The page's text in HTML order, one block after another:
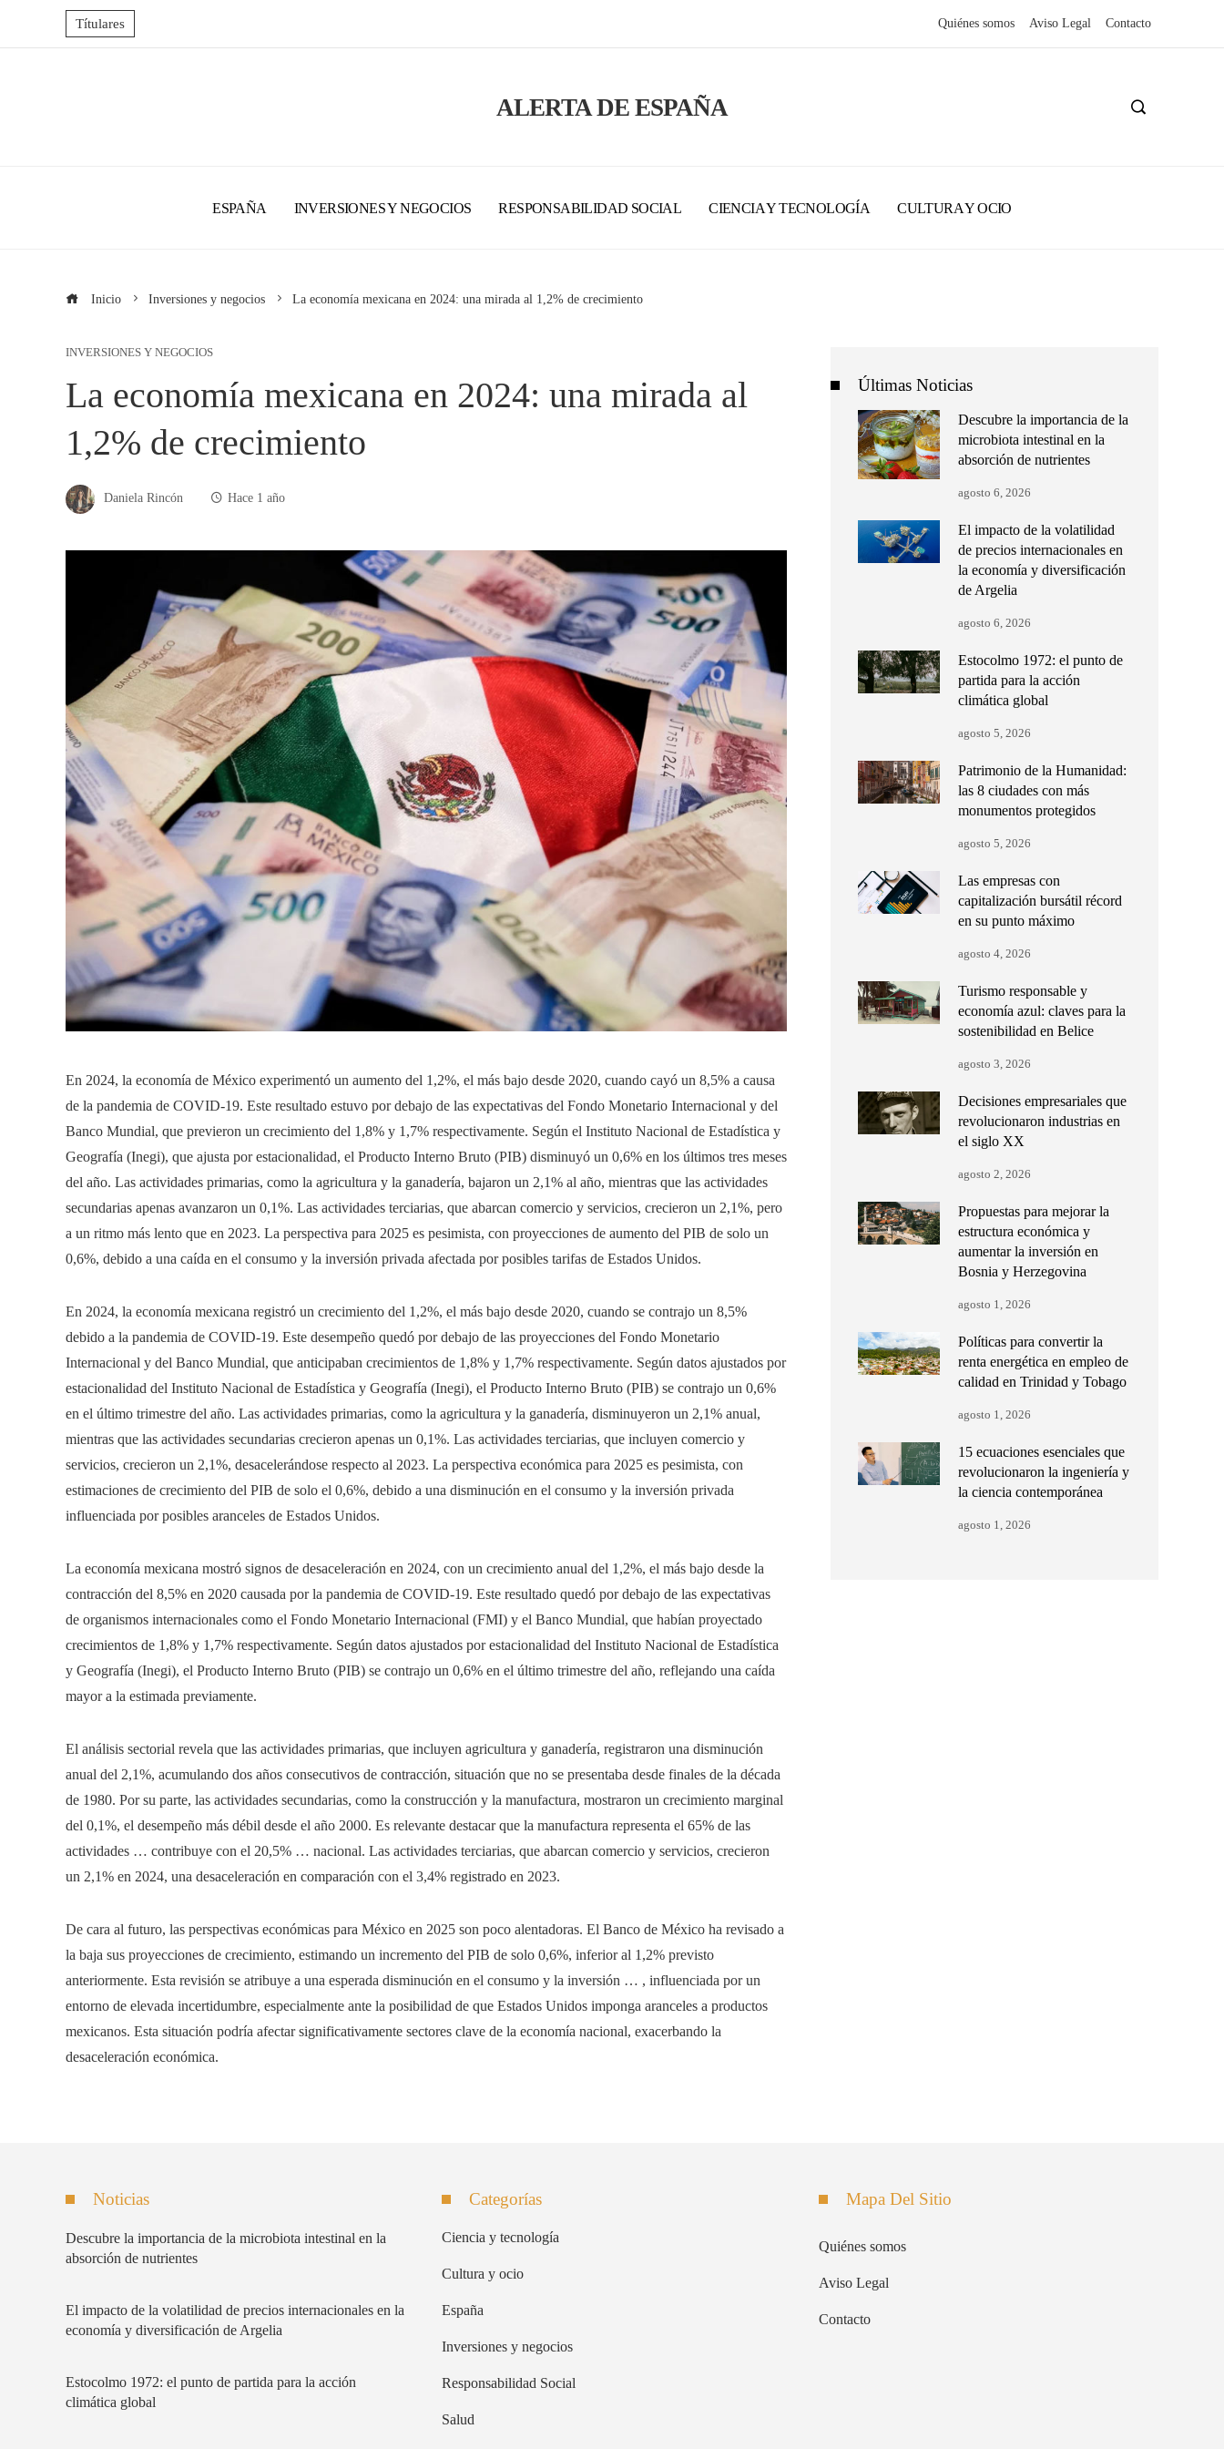
Títulares Quiénes somos Aviso Legal Contacto
ALERTA DE ESPAÑA
ESPAÑA INVERSIONES Y NEGOCIOS RESPONSABILIDAD SOCIAL CIENCIA Y TECNOLOGÍA CULTURA Y OCIO
Inicio Inversiones y negocios La economía mexicana en 2024: una mirada al 1,2% de crecimiento
INVERSIONES Y NEGOCIOS
La economía mexicana en 2024: una mirada al
1,2% de crecimiento
Daniela Rincón Hace 1 año
En 2024, la economía de México experimentó un aumento del 1,2%, el más bajo desde 2020, cuando cayó un 8,5% a causa
de la pandemia de COVID-19. Este resultado estuvo por debajo de las expectativas del Fondo Monetario Internacional y del
Banco Mundial, que previeron un crecimiento del 1,8% y 1,7% respectivamente. Según el Instituto Nacional de Estadística y
Geografía (Inegi), que ajusta por estacionalidad, el Producto Interno Bruto (PIB) disminuyó un 0,6% en los últimos tres meses
del año. Las actividades primarias, como la agricultura y la ganadería, bajaron un 2,1% al año, mientras que las actividades
secundarias apenas avanzaron un 0,1%. Las actividades terciarias, que abarcan comercio y servicios, crecieron un 2,1%, pero
a un ritmo más lento que en 2023. La perspectiva para 2025 es pesimista, con proyecciones de aumento del PIB de solo un
0,6%, debido a una caída en el consumo y la inversión privada afectada por posibles tarifas de Estados Unidos.
En 2024, la economía mexicana registró un crecimiento del 1,2%, el más bajo desde 2020, cuando se contrajo un 8,5%
debido a la pandemia de COVID-19. Este desempeño quedó por debajo de las proyecciones del Fondo Monetario
Internacional y del Banco Mundial, que anticipaban crecimientos de 1,8% y 1,7% respectivamente. Según datos ajustados por
estacionalidad del Instituto Nacional de Estadística y Geografía (Inegi), el Producto Interno Bruto (PIB) se contrajo un 0,6%
en el último trimestre del año. Las actividades primarias, como la agricultura y la ganadería, disminuyeron un 2,1% anual,
mientras que las actividades secundarias crecieron apenas un 0,1%. Las actividades terciarias, que incluyen comercio y
servicios, crecieron un 2,1%, desacelerándose respecto al 2023. La perspectiva económica para 2025 es pesimista, con
estimaciones de crecimiento del PIB de solo el 0,6%, debido a una disminución en el consumo y la inversión privada
influenciada por posibles aranceles de Estados Unidos.
La economía mexicana mostró signos de desaceleración en 2024, con un crecimiento anual del 1,2%, el más bajo desde la
contracción del 8,5% en 2020 causada por la pandemia de COVID-19. Este resultado quedó por debajo de las expectativas
de organismos internacionales como el Fondo Monetario Internacional (FMI) y el Banco Mundial, que habían proyectado
crecimientos de 1,8% y 1,7% respectivamente. Según datos ajustados por estacionalidad del Instituto Nacional de Estadística
y Geografía (Inegi), el Producto Interno Bruto (PIB) se contrajo un 0,6% en el último trimestre del año, reflejando una caída
mayor a la estimada previamente.
El análisis sectorial revela que las actividades primarias, que incluyen agricultura y ganadería, registraron una disminución
anual del 2,1%, acumulando dos años consecutivos de contracción, situación que no se presentaba desde finales de la década
de 1980. Por su parte, las actividades secundarias, como la construcción y la manufactura, mostraron un crecimiento marginal
del 0,1%, el desempeño más débil desde el año 2000. Es relevante destacar que la manufactura representa el 65% de las
actividades … contribuye con el 20,5% … nacional. Las actividades terciarias, que abarcan comercio y servicios, crecieron
un 2,1% en 2024, una desaceleración en comparación con el 3,4% registrado en 2023.
De cara al futuro, las perspectivas económicas para México en 2025 son poco alentadoras. El Banco de México ha revisado a
la baja sus proyecciones de crecimiento, estimando un incremento del PIB de solo 0,6%, inferior al 1,2% previsto
anteriormente. Esta revisión se atribuye a una esperada disminución en el consumo y la inversión … , influenciada por un
entorno de elevada incertidumbre, especialmente ante la posibilidad de que Estados Unidos imponga aranceles a productos
mexicanos. Esta situación podría afectar significativamente sectores clave de la economía nacional, exacerbando la
desaceleración económica.
Últimas Noticias
Descubre la importancia de la
microbiota intestinal en la
absorción de nutrientes
agosto 6, 2026
El impacto de la volatilidad
de precios internacionales en
la economía y diversificación
de Argelia
agosto 6, 2026
Estocolmo 1972: el punto de
partida para la acción
climática global
agosto 5, 2026
Patrimonio de la Humanidad:
las 8 ciudades con más
monumentos protegidos
agosto 5, 2026
Las empresas con
capitalización bursátil récord
en su punto máximo
agosto 4, 2026
Turismo responsable y
economía azul: claves para la
sostenibilidad en Belice
agosto 3, 2026
Decisiones empresariales que
revolucionaron industrias en
el siglo XX
agosto 2, 2026
Propuestas para mejorar la
estructura económica y
aumentar la inversión en
Bosnia y Herzegovina
agosto 1, 2026
Políticas para convertir la
renta energética en empleo de
calidad en Trinidad y Tobago
agosto 1, 2026
15 ecuaciones esenciales que
revolucionaron la ingeniería y
la ciencia contemporánea
agosto 1, 2026
Noticias
Descubre la importancia de la microbiota intestinal en la
absorción de nutrientes
El impacto de la volatilidad de precios internacionales en la
economía y diversificación de Argelia
Estocolmo 1972: el punto de partida para la acción
climática global
Categorías
Ciencia y tecnología
Cultura y ocio
España
Inversiones y negocios
Responsabilidad Social
Salud
Mapa Del Sitio
Quiénes somos
Aviso Legal
Contacto